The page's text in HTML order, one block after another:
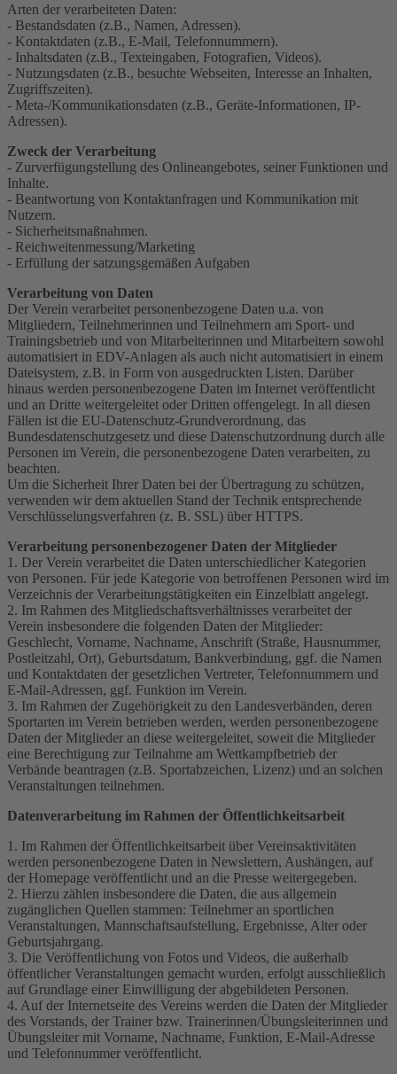
Arten der verarbeiteten Daten:
- Bestandsdaten (z.B., Namen, Adressen).
- Kontaktdaten (z.B., E-Mail, Telefonnummern).
- Inhaltsdaten (z.B., Texteingaben, Fotografien, Videos).
- Nutzungsdaten (z.B., besuchte Webseiten, Interesse an Inhalten,
Zugriffszeiten).
- Meta-/Kommunikationsdaten (z.B., Geräte-Informationen, IP-
Adressen).
Zweck der Verarbeitung
- Zurverfügungstellung des Onlineangebotes, seiner Funktionen und
Inhalte.
- Beantwortung von Kontaktanfragen und Kommunikation mit
Nutzern.
- Sicherheitsmaßnahmen.
- Reichweitenmessung/Marketing
- Erfüllung der satzungsgemäßen Aufgaben
Verarbeitung von Daten
Der Verein verarbeitet personenbezogene Daten u.a. von
Mitgliedern, Teilnehmerinnen und Teilnehmern am Sport- und
Trainingsbetrieb und von Mitarbeiterinnen und Mitarbeitern sowohl
automatisiert in EDV-Anlagen als auch nicht automatisiert in einem
Dateisystem, z.B. in Form von ausgedruckten Listen. Darüber
hinaus werden personenbezogene Daten im Internet veröffentlicht
und an Dritte weitergeleitet oder Dritten offengelegt. In all diesen
Fällen ist die EU-Datenschutz-Grundverordnung, das
Bundesdatenschutzgesetz und diese Datenschutzordnung durch alle
Personen im Verein, die personenbezogene Daten verarbeiten, zu
beachten.
Um die Sicherheit Ihrer Daten bei der Übertragung zu schützen,
verwenden wir dem aktuellen Stand der Technik entsprechende
Verschlüsselungsverfahren (z. B. SSL) über HTTPS.
Verarbeitung personenbezogener Daten der Mitglieder
1. Der Verein verarbeitet die Daten unterschiedlicher Kategorien
von Personen. Für jede Kategorie von betroffenen Personen wird im
Verzeichnis der Verarbeitungstätigkeiten ein Einzelblatt angelegt.
2. Im Rahmen des Mitgliedschaftsverhältnisses verarbeitet der
Verein insbesondere die folgenden Daten der Mitglieder:
Geschlecht, Vorname, Nachname, Anschrift (Straße, Hausnummer,
Postleitzahl, Ort), Geburtsdatum, Bankverbindung, ggf. die Namen
und Kontaktdaten der gesetzlichen Vertreter, Telefonnummern und
E-Mail-Adressen, ggf. Funktion im Verein.
3. Im Rahmen der Zugehörigkeit zu den Landesverbänden, deren
Sportarten im Verein betrieben werden, werden personenbezogene
Daten der Mitglieder an diese weitergeleitet, soweit die Mitglieder
eine Berechtigung zur Teilnahme am Wettkampfbetrieb der
Verbände beantragen (z.B. Sportabzeichen, Lizenz) und an solchen
Veranstaltungen teilnehmen.
Datenverarbeitung im Rahmen der Öffentlichkeitsarbeit
1. Im Rahmen der Öffentlichkeitsarbeit über Vereinsaktivitäten
werden personenbezogene Daten in Newslettern, Aushängen, auf
der Homepage veröffentlicht und an die Presse weitergegeben.
2. Hierzu zählen insbesondere die Daten, die aus allgemein
zugänglichen Quellen stammen: Teilnehmer an sportlichen
Veranstaltungen, Mannschaftsaufstellung, Ergebnisse, Alter oder
Geburtsjahrgang.
3. Die Veröffentlichung von Fotos und Videos, die außerhalb
öffentlicher Veranstaltungen gemacht wurden, erfolgt ausschließlich
auf Grundlage einer Einwilligung der abgebildeten Personen.
4. Auf der Internetseite des Vereins werden die Daten der Mitglieder
des Vorstands, der Trainer bzw. Trainerinnen/Übungsleiterinnen und
Übungsleiter mit Vorname, Nachname, Funktion, E-Mail-Adresse
und Telefonnummer veröffentlicht.